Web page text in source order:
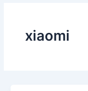
xiaomi